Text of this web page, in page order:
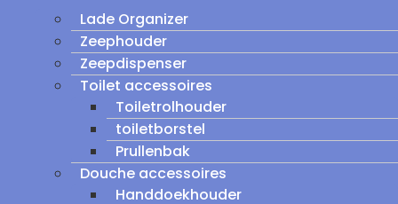
Lade Organizer
Zeephouder
Zeepdispenser
Toilet accessoires
Toiletrolhouder
toiletborstel
Prullenbak
Douche accessoires
Handdoekhouder